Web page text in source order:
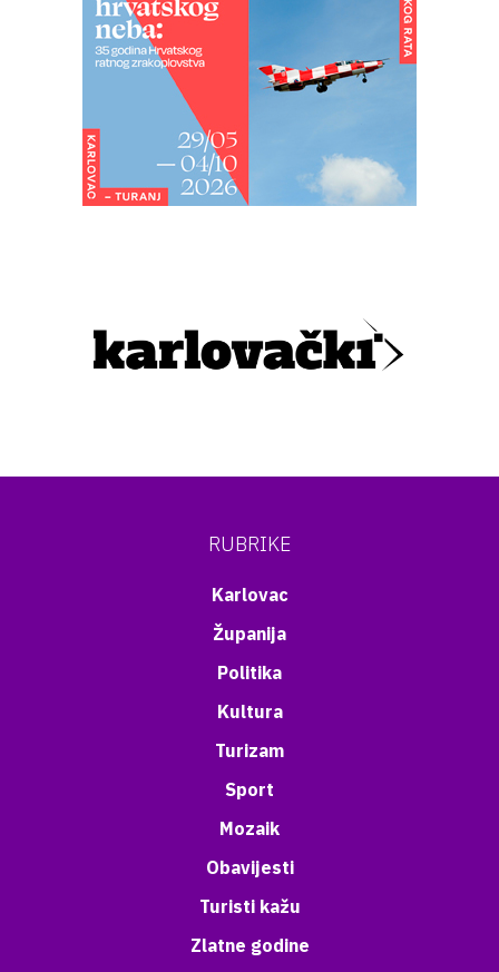
RUBRIKE
Karlovac
Županija
Politika
Kultura
Turizam
Sport
Mozaik
Obavijesti
Turisti kažu
Zlatne godine